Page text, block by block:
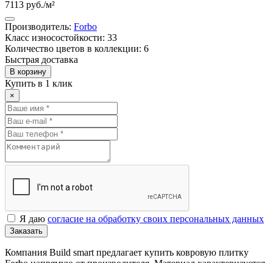
7113 руб./м²
Производитель: Forbo
Класс износостойкости: 33
Количество цветов в коллекции: 6
Быстрая доставка
В корзину
Купить в 1 клик
×
Я даю согласие на обработку своих персональных данных
Заказать
Компания Build smart предлагает купить ковровую плитку